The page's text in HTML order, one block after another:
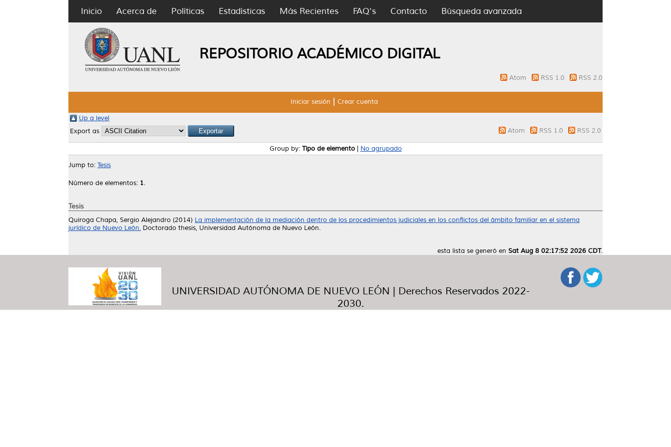
Inicio Acerca de Políticas Estadísticas Más Recientes FAQ's Contacto Búsqueda avanzada
REPOSITORIO ACADÉMICO DIGITAL
Atom RSS 1.0 RSS 2.0
Iniciar sesión Crear cuenta
Up a level
Export as
Atom RSS 1.0 RSS 2.0
Group by: Tipo de elemento| No agrupado
Jump to: Tesis
Número de elementos: 1.
Tesis
Quiroga Chapa, Sergio Alejandro (2014) La implementación de la mediación dentro de los procedimientos judiciales en los conflictos del ámbito familiar en el sistema
jurídico de Nuevo León. Doctorado thesis, Universidad Autónoma de Nuevo León.
esta lista se generó en Sat Aug 8 02:17:52 2026 CDT.
UNIVERSIDAD AUTÓNOMA DE NUEVO LEÓN | Derechos Reservados 2022-
2030.